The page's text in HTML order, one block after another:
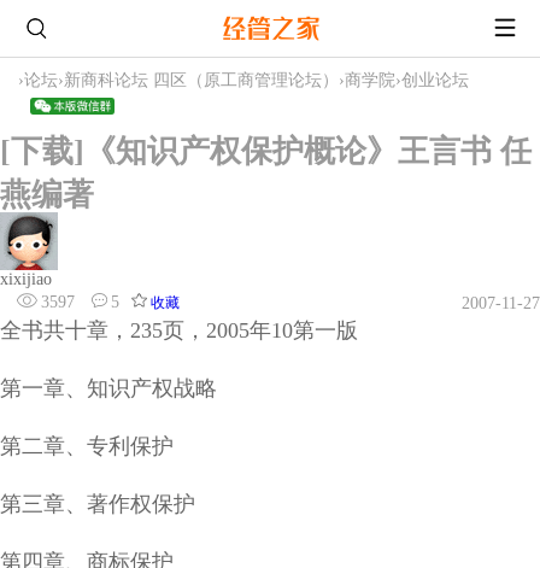
›论坛›新商科论坛 四区（原工商管理论坛） ›商学院›创业论坛
[下载]《知识产权保护概论》王言书 任
燕编著
xixijiao
3597
5 收藏 2007-11-27
全书共十章，235页，2005年10第一版
第一章、知识产权战略
第二章、专利保护
第三章、著作权保护
第四章、商标保护